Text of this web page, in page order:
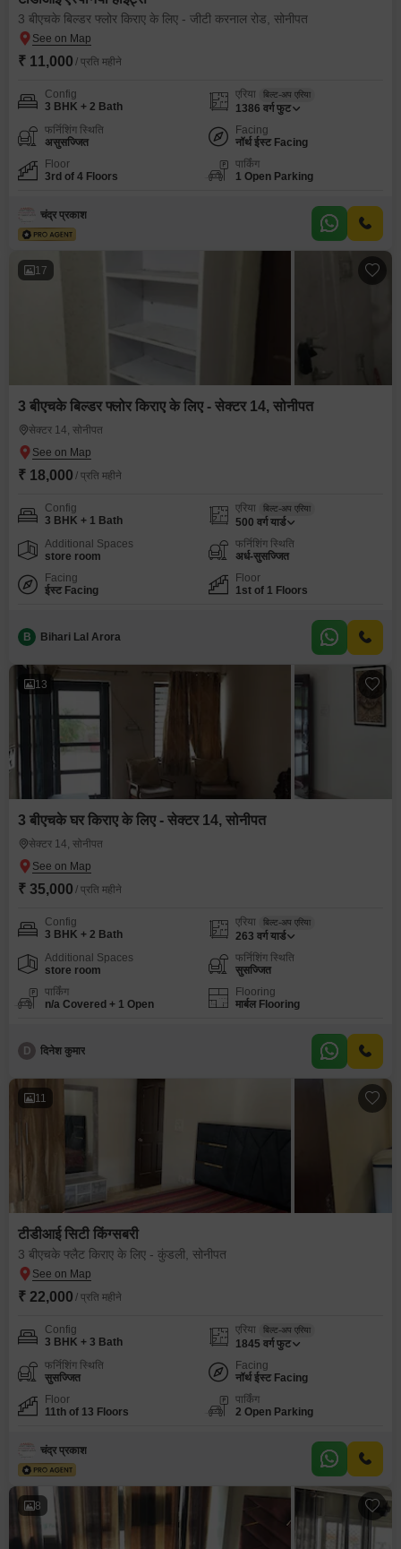
3 बीएचके बिल्डर फ्लोर किराए के लिए - जीटी करनाल रोड, सोनीपत
₹ 11,000 / प्रति महीने
Config
3 BHK + 2 Bath
एरिया बिल्ट-अप एरिया
1386 वर्ग फुट
फर्निशिंग स्थिति
असुसज्जित
Facing
नॉर्थ ईस्ट Facing
Floor
3rd of 4 Floors
पार्किंग
1 Open Parking
चंद्र प्रकाश
17
3 बीएचके बिल्डर फ्लोर किराए के लिए - सेक्टर 14, सोनीपत
सेक्टर 14, सोनीपत
₹ 18,000 / प्रति महीने
Config
3 BHK + 1 Bath
एरिया बिल्ट-अप एरिया
500 वर्ग यार्ड
Additional Spaces
store room
फर्निशिंग स्थिति
अर्ध-सुसज्जित
Facing
ईस्ट Facing
Floor
1st of 1 Floors
B Bihari Lal Arora
13
3 बीएचके घर किराए के लिए - सेक्टर 14, सोनीपत
सेक्टर 14, सोनीपत
₹ 35,000 / प्रति महीने
Config
3 BHK + 2 Bath
एरिया बिल्ट-अप एरिया
263 वर्ग यार्ड
Additional Spaces
store room
फर्निशिंग स्थिति
सुसज्जित
पार्किंग
n/a Covered + 1 Open
Flooring
मार्बल Flooring
D दिनेश कुमार
11
टीडीआई सिटी किंग्सबरी
3 बीएचके फ्लैट किराए के लिए - कुंडली, सोनीपत
₹ 22,000 / प्रति महीने
Config
3 BHK + 3 Bath
एरिया बिल्ट-अप एरिया
1845 वर्ग फुट
फर्निशिंग स्थिति
सुसज्जित
Facing
नॉर्थ ईस्ट Facing
Floor
11th of 13 Floors
पार्किंग
2 Open Parking
चंद्र प्रकाश
8